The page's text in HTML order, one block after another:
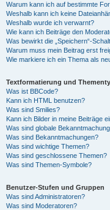
Warum kann ich auf bestimmte
Weshalb kann ich keine
Weshalb wurde ich verwarnt?
Wie kann ich Beiträge den
Was bewirkt die „Speichern“-
Warum muss mein Beitrag erst
Wie markiere ich ein Thema als
Textformatierung und
Was ist BBCode?
Kann ich HTML benutzen?
Was sind Smilies?
Kann ich Bilder in meine Beiträge
Was sind globale
Was sind Bekanntmachungen?
Was sind wichtige Themen?
Was sind geschlossene Themen?
Was sind Themen-Symbole?
Benutzer-Stufen und Gruppen
Was sind Administratoren?
Was sind Moderatoren?